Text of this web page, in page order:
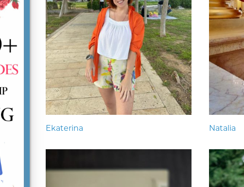
Ekaterina Natalia